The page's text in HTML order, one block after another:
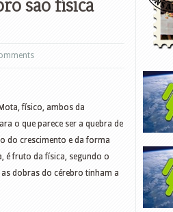
físico, ambos da
o que parece ser a quebra de
do crescimento e da forma
é fruto da física, segundo o
dobras do cérebro tinham a